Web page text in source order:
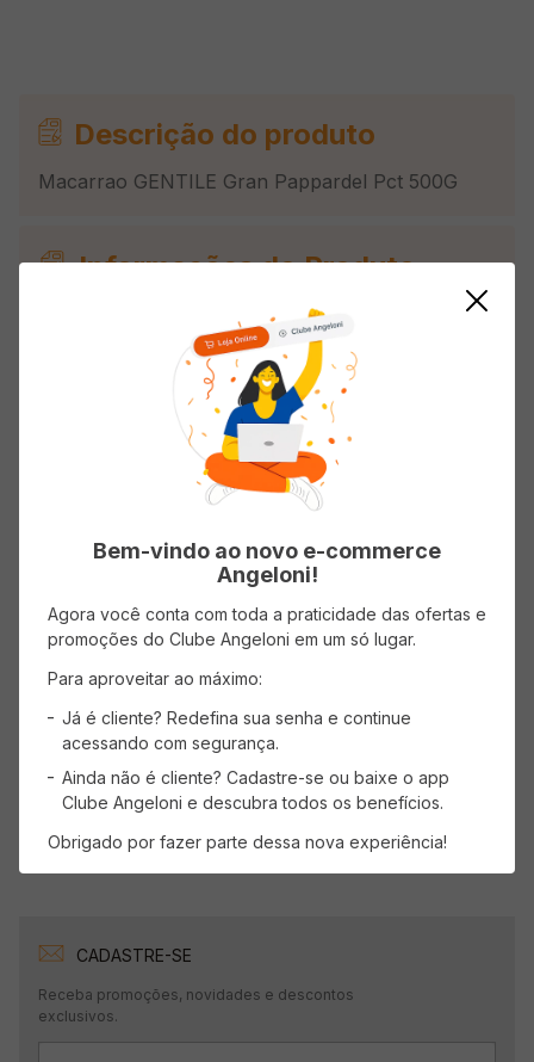
Descrição do produto
Macarrao GENTILE Gran Pappardel Pct 500G
Informações do Produto
Importado
Grano Duro
Itália
Avaliações
Carregando…
Faça login para escrever uma avaliação.
Mais recentes Todos
CADASTRE-SE
Receba promoções, novidades e descontos
exclusivos.
Bem-vindo ao novo e-commerce
Angeloni!
Agora você conta com toda a praticidade das ofertas e
promoções do Clube Angeloni em um só lugar.
Para aproveitar ao máximo:
Já é cliente? Redefina sua senha e continue
acessando com segurança.
Ainda não é cliente? Cadastre-se ou baixe o app
Clube Angeloni e descubra todos os benefícios.
Obrigado por fazer parte dessa nova experiência!